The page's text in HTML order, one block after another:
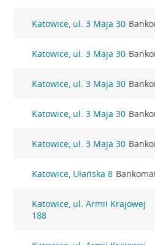
Katowice, ul. 3 Maja 30
Katowice, ul. 3 Maja 30
Katowice, ul. 3 Maja 30
Katowice, ul. 3 Maja 30
Katowice, ul. 3 Maja 30
Katowice, Ułańska 8
Katowice, ul. Armii Krajowej
188